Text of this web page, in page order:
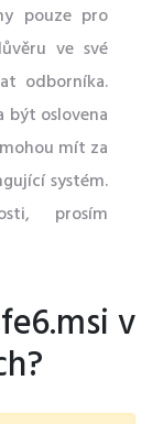
pouze pro
ve své
odborníka.
být oslovena
mít za
systém.
prosím
v